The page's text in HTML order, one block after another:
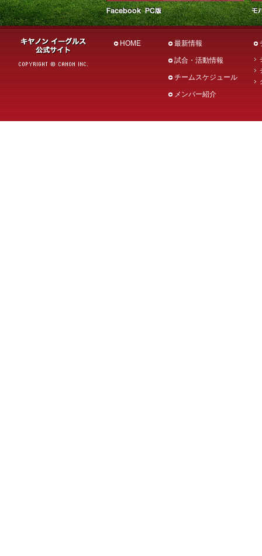
HOME 最新情報
試合・活動情報
チームスケジュール
メンバー紹介